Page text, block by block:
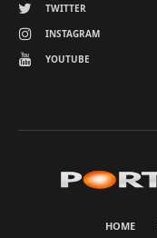
TWITTER
INSTAGRAM
YOUTUBE
HOME